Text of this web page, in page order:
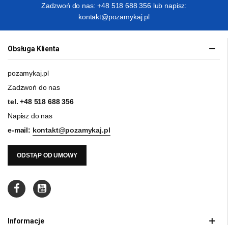
Zadzwoń do nas: +48 518 688 356 lub napisz:
kontakt@pozamykaj.pl
Obsługa Klienta
pozamykaj.pl
Zadzwoń do nas
tel.+48 518 688 356
Napisz do nas
e-mail: kontakt@pozamykaj.pl
ODSTĄP OD UMOWY
Informacje